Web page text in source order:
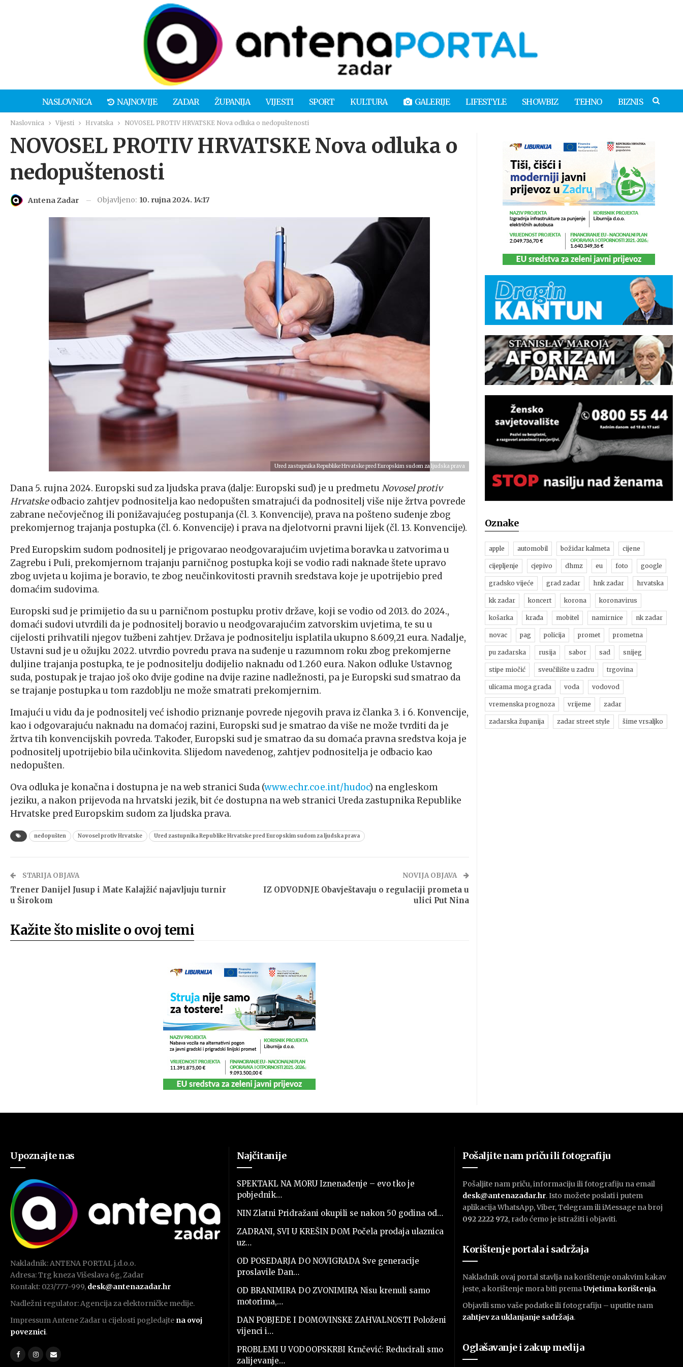
NASLOVNICA NAJNOVIJE ZADAR ŽUPANIJA VIJESTI SPORT KULTURA GALERIJE LIFESTYLE SHOWBIZ TEHNO BIZNIS
Naslovnica Vijesti Hrvatska NOVOSEL PROTIV HRVATSKE Nova odluka o nedopuštenosti
NOVOSEL PROTIV HRVATSKE Nova odluka o
nedopuštenosti
Antena Zadar Objavljeno: 10. rujna 2024. 14:17
Ured zastupnika Republike Hrvatske pred Europskim sudom za ljudska prava
Dana 5. rujna 2024. Europski sud za ljudska prava (dalje: Europski sud) je u predmetu Novosel protiv
Hrvatskeodbacio zahtjev podnositelja kao nedopušten smatrajući da podnositelj više nije žrtva povrede
zabrane nečovječnog ili ponižavajućeg postupanja (čl. 3. Konvencije), prava na pošteno suđenje zbog
prekomjernog trajanja postupka (čl. 6. Konvencije) i prava na djelotvorni pravni lijek (čl. 13. Konvencije).
Pred Europskim sudom podnositelj je prigovarao neodgovarajućim uvjetima boravka u zatvorima u
Zagrebu i Puli, prekomjernom trajanju parničnog postupka koji se vodio radi naknade štete upravo
zbog uvjeta u kojima je boravio, te zbog neučinkovitosti pravnih sredstava koje je upotrijebio pred
domaćim sudovima.
Europski sud je primijetio da su u parničnom postupku protiv države, koji se vodio od 2013. do 2024.,
domaći sudovi utvrdili da je podnositelj boravio u neodgovarajućim zatvorskim uvjetima, te su u
cijelosti prihvatili njegov tužbeni zahtjev. Država je podnositelju isplatila ukupno 8.609,21 eura. Nadalje,
Ustavni sud je u ožujku 2022. utvrdio povredu prava na suđenje u razumnom roku zbog prekomjerne
duljine trajanja postupka, te je podnositelju dodijelio naknadu od 1.260 eura. Nakon odluke Ustavnog
suda, postupak je trajao još oko dvije godine na dvije razine nadležnosti, pa je Europski sud smatrao da
se trajanje postupka u tom razdoblju ne može smatrati prekomjernim.
Imajući u vidu da je podnositelj već ishodio priznanje povrede njegovih prava iz članka 3. i 6. Konvencije,
kao i odgovarajuću naknadu na domaćoj razini, Europski sud je smatrao da više ne može tvrditi da je
žrtva tih konvencijskih povreda. Također, Europski sud je smatrao da su domaća pravna sredstva koja je
podnositelj upotrijebio bila učinkovita. Slijedom navedenog, zahtjev podnositelja je odbacio kao
nedopušten.
Ova odluka je konačna i dostupna je na web stranici Suda (www.echr.coe.int/hudoc) na engleskom
jeziku, a nakon prijevoda na hrvatski jezik, bit će dostupna na web stranici Ureda zastupnika Republike
Hrvatske pred Europskim sudom za ljudska prava.
nedopušten Novosel protiv Hrvatske Ured zastupnika Republike Hrvatske pred Europskim sudom za ljudska prava
STARIJA OBJAVA
Trener Danijel Jusup i Mate Kalajžić najavljuju turnir
u Širokom
NOVIJA OBJAVA
IZ ODVODNJE Obavještavaju o regulaciji prometa u
ulici Put Nina
Kažite što mislite o ovoj temi
Oznake
apple automobil božidar kalmeta cijene
cijepljenje cjepivo dhmz eu foto google
gradsko vijeće grad zadar hnk zadar hrvatska
kk zadar koncert korona koronavirus
košarka krađa mobitel namirnice nk zadar
novac pag policija promet prometna
pu zadarska rusija sabor sad snijeg
stipe miočić sveučilište u zadru trgovina
ulicama moga grada voda vodovod
vremenska prognoza vrijeme zadar
zadarska županija zadar street style šime vrsaljko
Upoznajte nas
Nakladnik: ANTENA PORTAL j.d.o.o.
Adresa: Trg kneza Višeslava 6g, Zadar
Kontakt: 023/777-999, desk@antenazadar.hr
Nadležni regulator: Agencija za elektorničke medije.
Impressum Antene Zadar u cijelosti pogledajte na ovoj
poveznici.
Najčitanije
SPEKTAKL NA MORU Iznenađenje – evo tko je
pobjednik…
NIN Zlatni Pridražani okupili se nakon 50 godina od…
ZADRANI, SVI U KREŠIN DOM Počela prodaja ulaznica
uz…
OD POSEDARJA DO NOVIGRADA Sve generacije
proslavile Dan…
OD BRANIMIRA DO ZVONIMIRA Nisu krenuli samo
motorima,…
DAN POBJEDE I DOMOVINSKE ZAHVALNOSTI Položeni
vijenci i…
PROBLEMI U VODOOPSKRBI Krnčević: Reducirali smo
zalijevanje…
Pošaljite nam priču ili fotografiju
Pošaljite nam priču, informaciju ili fotografiju na email
desk@antenazadar.hr. Isto možete poslati i putem
aplikacija WhatsApp, Viber, Telegram ili iMessage na broj
092 2222 972, rado ćemo je istražiti i objaviti.
Korištenje portala i sadržaja
Nakladnik ovaj portal stavlja na korištenje onakvim kakav
jeste, a korištenje mora biti premaUvjetima korištenja.
Objavili smo vaše podatke ili fotografiju – uputite nam
zahtjev za uklanjanje sadržaja.
Oglašavanje i zakup medija